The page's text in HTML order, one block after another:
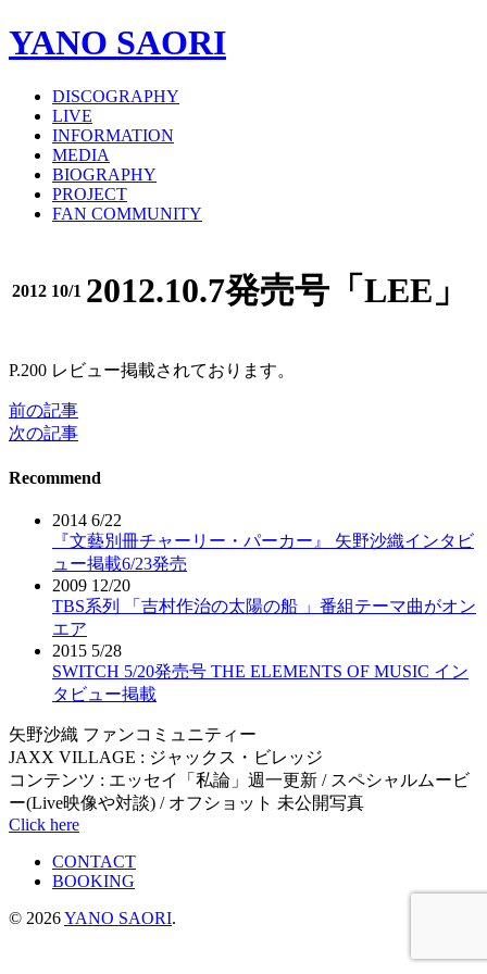
YANO SAORI
DISCOGRAPHY
LIVE
INFORMATION
MEDIA
BIOGRAPHY
PROJECT
FAN COMMUNITY
2012 10/1 2012.10.7発売号「LEE」
P.200 レビュー掲載されております。
投
稿
ナ
前の記事
次の記事
Recommend
2014 6/22
『文藝別冊チャーリー・パーカー』 矢野沙織インタビ
ュー掲載6/23発売
2009 12/20
TBS系列 「吉村作治の太陽の船 」番組テーマ曲がオン
エア
2015 5/28
SWITCH 5/20発売号 THE ELEMENTS OF MUSIC イン
タビュー掲載
矢野沙織 ファンコミュニティー
JAXX VILLAGE : ジャックス・ビレッジ
コンテンツ : エッセイ「私論」週一更新 / スペシャルムービ
ー(Live映像や対談) / オフショット 未公開写真
Click here
CONTACT
BOOKING
© 2026YANO SAORI.